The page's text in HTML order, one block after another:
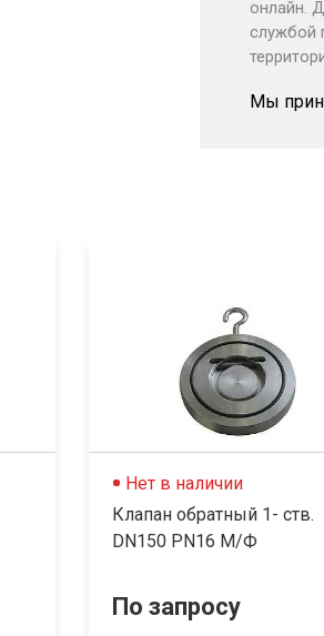
онлайн.
службой
Мы
Нет в наличии
Клапан обратный 1- ств.
DN150 PN16 М/Ф
По запросу